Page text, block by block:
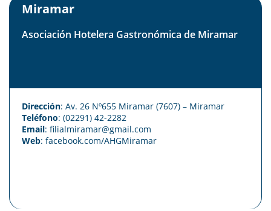
Miramar
Asociación Hotelera Gastronómica de Miramar
Dirección: Av. 26 Nº655 Miramar (7607) – Miramar
Teléfono: (02291) 42-2282
Email: filialmiramar@gmail.com
Web: facebook.com/AHGMiramar